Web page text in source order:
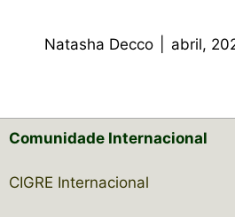
Natasha Decco abril,
Comunidade Internacional
CIGRE Internacional